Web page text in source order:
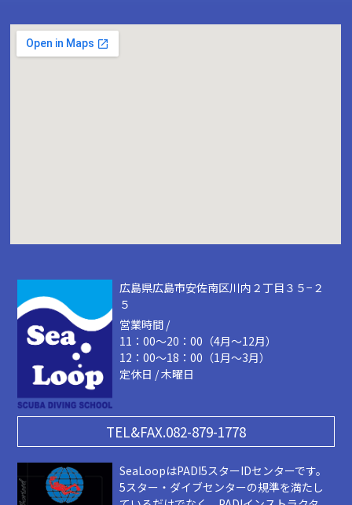
広島県広島市安佐南区川内２丁目３５−２
５
営業時間 /
11：00～20：00（4月～12月）
12：00～18：00（1月～3月）
定休日 / 木曜日
TEL&FAX.082-879-1778
SeaLoopはPADI5スターIDセンターです。
5スター・ダイブセンターの規準を満たし